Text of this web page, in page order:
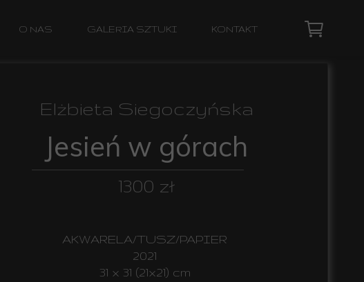
Jesień w górach
Elżbieta Siegoczyńska
1300 zł
AKWARELA/TUSZ/PAPIER
2021
31 x 31 (21x21) cm
O NAS GALERIA SZTUKI KONTAKT